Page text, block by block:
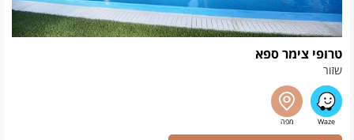
טרופי צימר ספא
שזור